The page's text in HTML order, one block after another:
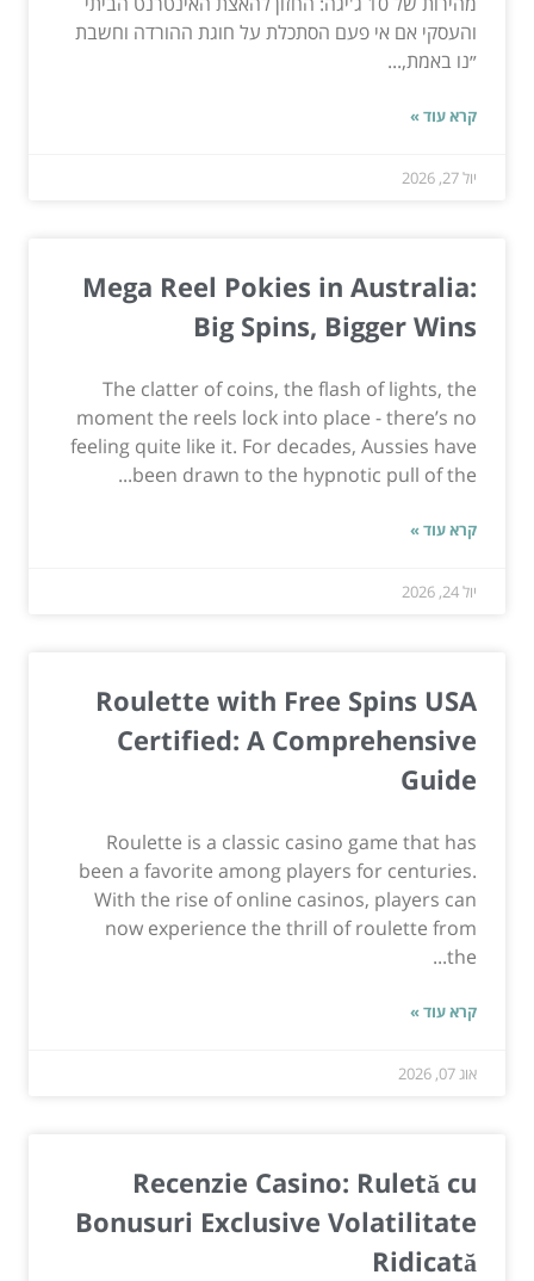
והעסקי אם אי פעם הסתכלת על חוגת ההורדה וחשבת
״נו באמת,...
קרא עוד »
יול 27, 2026
Mega Reel Pokies in Australia:
Big Spins, Bigger Wins
The clatter of coins, the flash of lights, the
moment the reels lock into place - there’s no
feeling quite like it. For decades, Aussies have
been drawn to the hypnotic pull of the...
קרא עוד »
יול 24, 2026
Roulette with Free Spins USA
Certified: A Comprehensive
Guide
Roulette is a classic casino game that has
been a favorite among players for centuries.
With the rise of online casinos, players can
now experience the thrill of roulette from
the...
קרא עוד »
אוג 07, 2026
Recenzie Casino: Ruletă cu
Bonusuri Exclusive Volatilitate
Ridicată